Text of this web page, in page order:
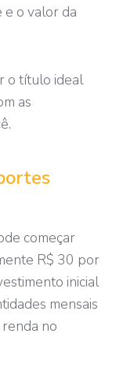
e o valor da
o título ideal
as
começar
R$ 30 por
inicial
mensais
no